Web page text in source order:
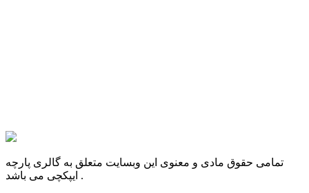
تمامی حقوق مادی و معنوی این وبسایت متعلق به گالری پارچه
ایپکچی می باشد .